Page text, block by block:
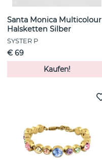
Santa Monica Multicolour
Halsketten Silber
SYSTER P
€ 69
Kaufen!